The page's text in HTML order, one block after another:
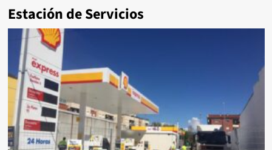
Estación de Servicios